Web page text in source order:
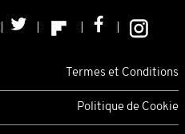
Termes et Conditions
Politique de Cookie